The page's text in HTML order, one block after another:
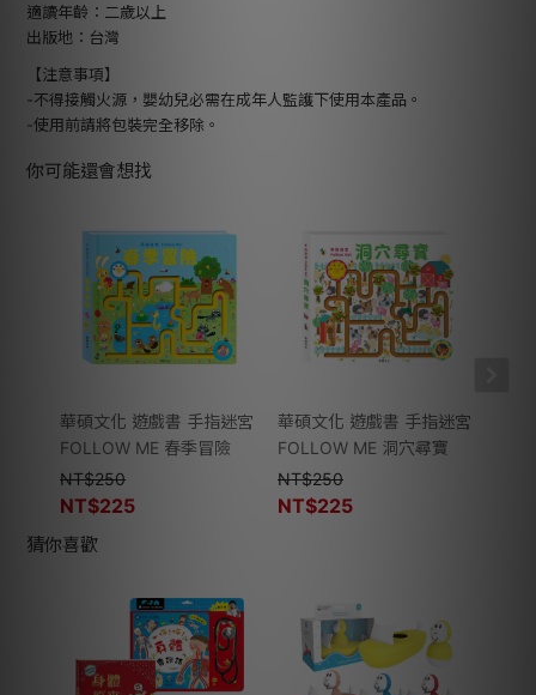
適讀年齡：二歲以上
出版地：台灣
【注意事項】
-不得接觸火源，嬰幼兒必需在成年人監護下使用本產品。
-使用前請將包裝完全移除。
你可能還會想找
華碩文化 遊戲書 手指迷宮
FOLLOW ME 春季冒險
NT$250
NT$225
華碩文化 遊戲書 手指迷宮
FOLLOW ME 洞穴尋寶
NT$250
NT$225
猜你喜歡